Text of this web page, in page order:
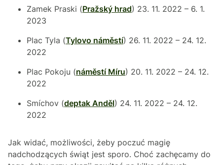
Zamek Praski (Pražský hrad) 23. 11. 2022 – 6. 1.
2023
Plac Tyla (Tylovo náměstí) 26. 11. 2022 – 24. 12.
2022
Plac Pokoju (náměstí Míru) 20. 11. 2022 – 24. 12.
2022
Smíchov (deptak Anděl) 24. 11. 2022 – 24. 12.
2022
Jak widać, możliwości, żeby poczuć magię
nadchodzących świąt jest sporo. Choć zachęcamy do